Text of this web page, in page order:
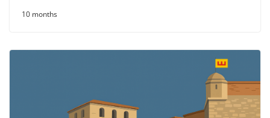
10 months